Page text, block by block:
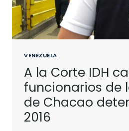
VENEZUELA
A la Corte IDH
funcionarios de
de Chacao
2016